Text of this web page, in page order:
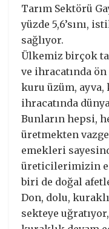
Tarım Sektörü
yüzde 5,6’sını,
sağlıyor.
Ülkemiz birçok
ve ihracatında ön
kuru üzüm, ayva,
ihracatında
Bunların hepsi,
üretmekten
emekleri
üreticilerimizin
biri de doğal
Don, dolu,
sekteye